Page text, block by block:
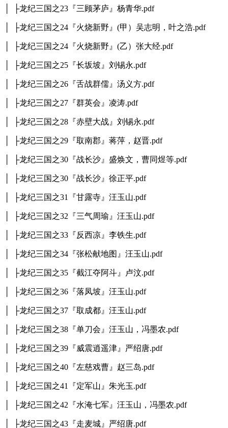
│ ├龙纪三国之23『三顾茅庐』杨青华.pdf
│ ├龙纪三国之24『火烧新野』(甲）吴志明，叶之浩.pdf
│ ├龙纪三国之24『火烧新野』(乙）张大经.pdf
│ ├龙纪三国之25『长坂坡』刘锡永.pdf
│ ├龙纪三国之26『舌战群儒』汤义方.pdf
│ ├龙纪三国之27『群英会』凌涛.pdf
│ ├龙纪三国之28『赤壁大战』刘锡永.pdf
│ ├龙纪三国之29『取南郡』蒋萍，赵晋.pdf
│ ├龙纪三国之30『战长沙』盛焕文，曹同煜等.pdf
│ ├龙纪三国之30『战长沙』徐正平.pdf
│ ├龙纪三国之31『甘露寺』汪玉山.pdf
│ ├龙纪三国之32『三气周瑜』汪玉山.pdf
│ ├龙纪三国之33『反西凉』李铁生.pdf
│ ├龙纪三国之34『张松献地图』汪玉山.pdf
│ ├龙纪三国之35『截江夺阿斗』卢汶.pdf
│ ├龙纪三国之36『落凤坡』汪玉山.pdf
│ ├龙纪三国之37『取成都』汪玉山.pdf
│ ├龙纪三国之38『单刀会』汪玉山，冯墨农.pdf
│ ├龙纪三国之39『威震逍遥津』严绍唐.pdf
│ ├龙纪三国之40『左慈戏曹』赵三岛.pdf
│ ├龙纪三国之41『定军山』朱光玉.pdf
│ ├龙纪三国之42『水淹七军』汪玉山，冯墨农.pdf
│ ├龙纪三国之43『走麦城』严绍唐.pdf